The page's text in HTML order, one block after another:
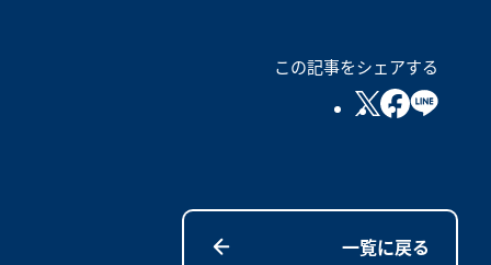
この記事をシェアする
一覧に戻る